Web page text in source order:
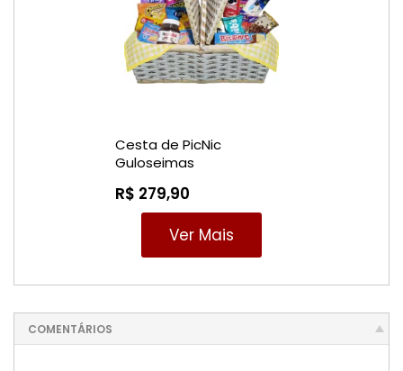
Cesta de PicNic
Guloseimas
R$ 279,90
Ver Mais
COMENTÁRIOS